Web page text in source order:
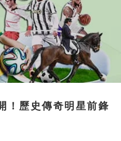
！歷史傳奇明星前鋒